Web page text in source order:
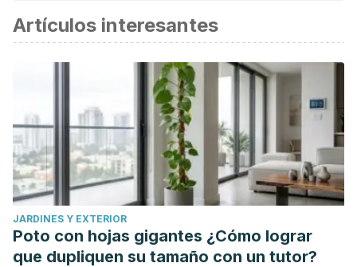
Artículos interesantes
JARDINES Y EXTERIOR
Poto con hojas gigantes ¿Cómo lograr
que dupliquen su tamaño con un tutor?